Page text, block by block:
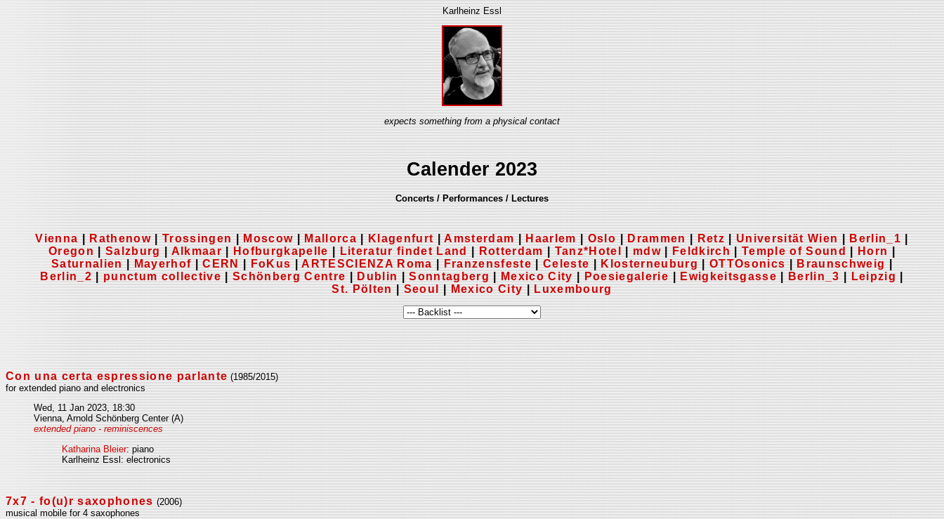
Karlheinz Essl
expects something from a physical contact
Calender 2023
Concerts / Performances / Lectures
Vienna Rathenow |Trossingen Moscow Mallorca Klagenfurt |Amsterdam Haarlem Oslo Drammen Retz Universität Wien Berlin_1
Oregon
Salzburg Alkmaar Hofburgkapelle Literatur findet Land Rotterdam Tanz*Hotel mdw Feldkirch Temple of Sound Horn
Saturnalien
Mayerhof |CERN FoKus |ARTESCIENZA Roma Franzensfeste Celeste Klosterneuburg |OTTOsonics Braunschweig
Berlin_2
punctum collective |Schönberg Centre Dublin |Sonntagberg Mexico City Poesiegalerie Ewigkeitsgasse Berlin_3 Leipzig
St. Pölten
Seoul Mexico City Luxembourg
Con una certa espressione parlante (1985/2015)
for extended piano and electronics
Wed, 11 Jan 2023, 18:30
Vienna, Arnold Schönberg Center (A)
extended piano - reminiscences
Katharina Bleier: piano
Karlheinz Essl: electronics
7x7 - fo(u)r saxophones (2006)
musical mobile for 4 saxophones